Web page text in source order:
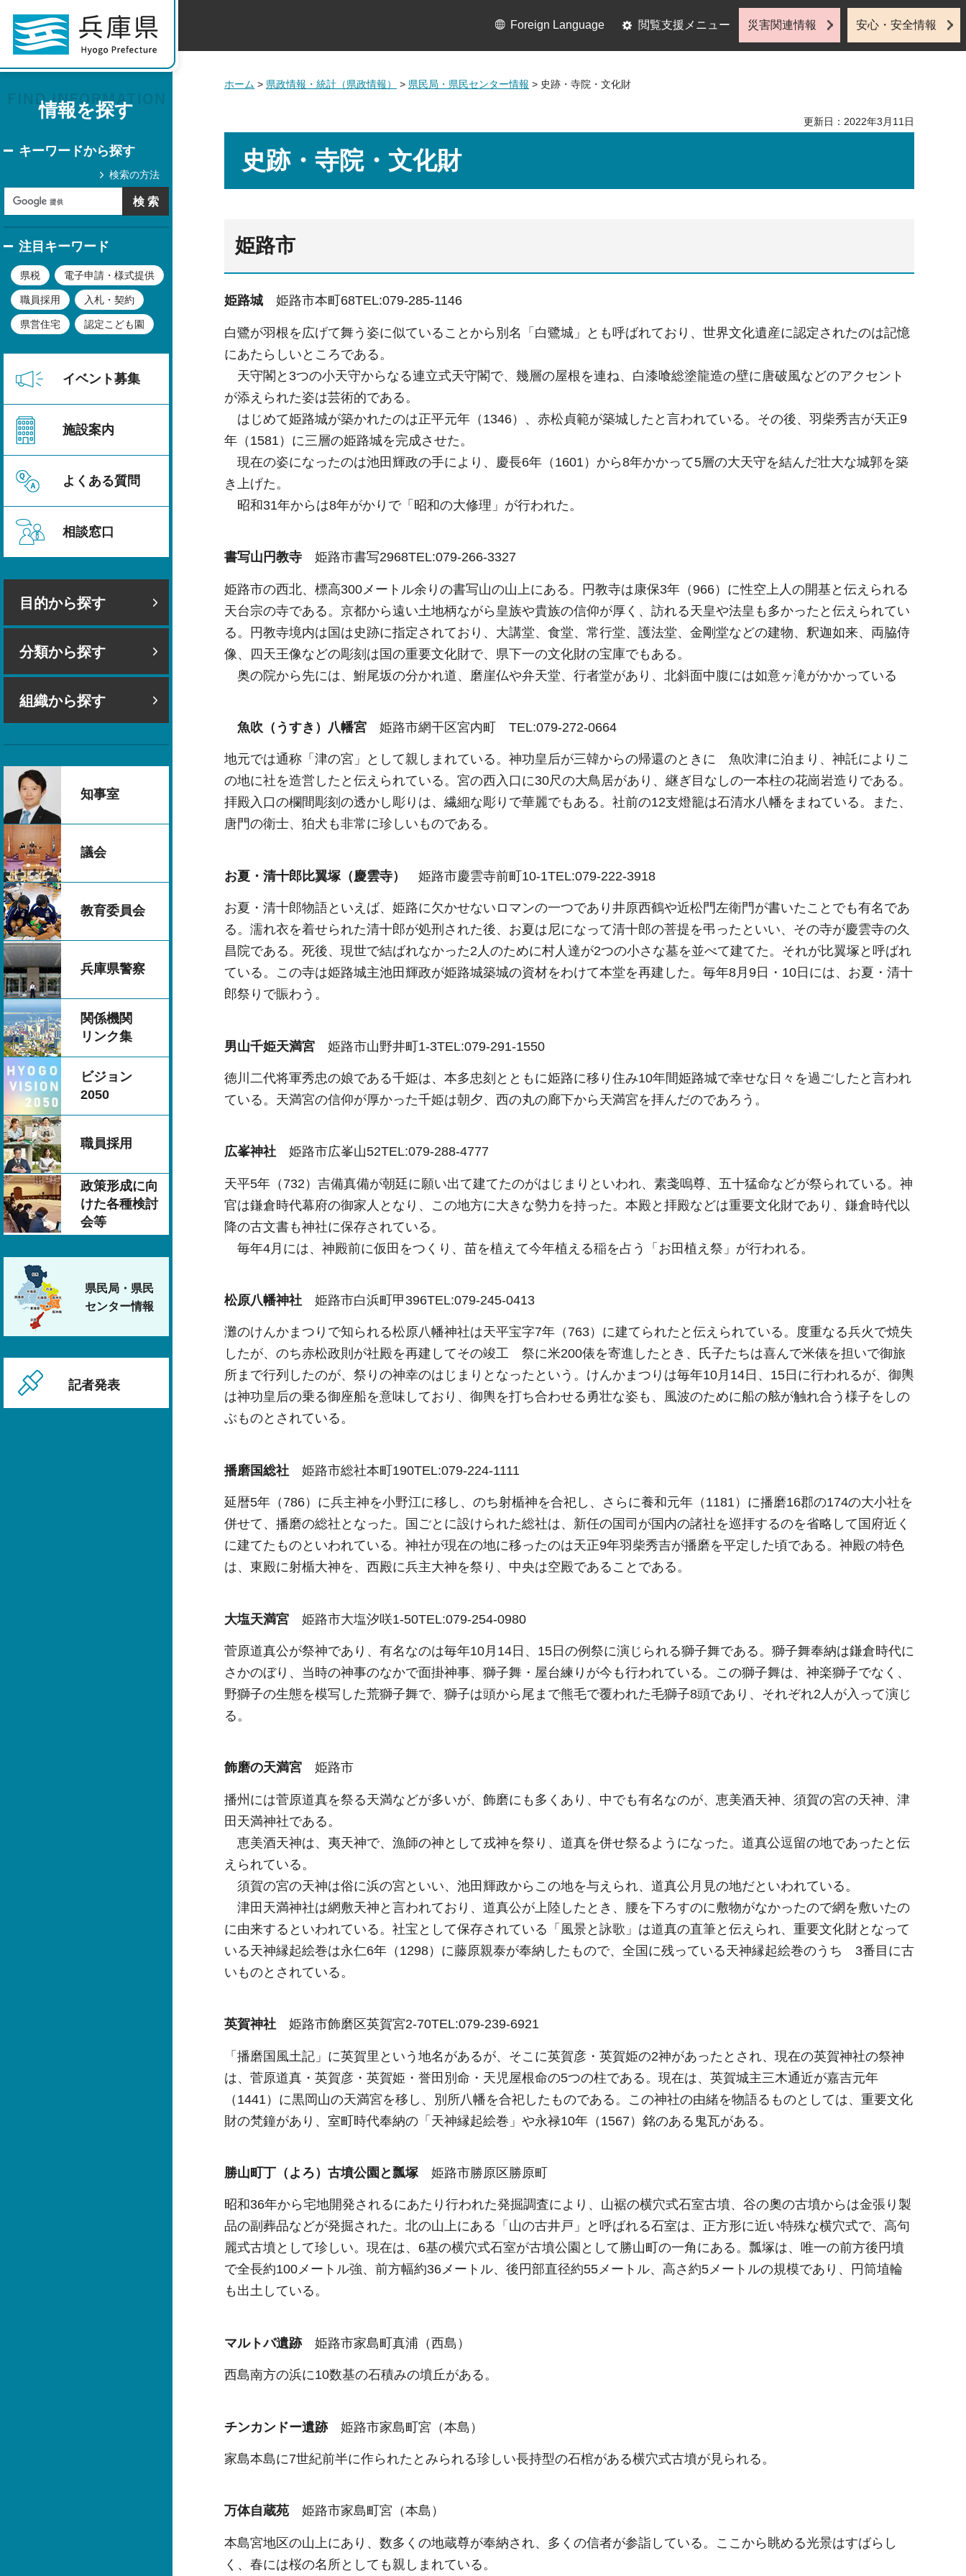
情報を探す
キーワードから探す
検索の方法
注目キーワード
県税 電子申請・様式提供
職員採用 入札・契約
県営住宅 認定こども園
イベント募集
施設案内
よくある質問
相談窓口
目的から探す
分類から探す
組織から探す
知事室
議会
教育委員会
兵庫県警察
関係機関
リンク集
ビジョン
2050
職員採用
政策形成に向
けた各種検討
会等
県民局・県民
センター情報
記者発表
Foreign Language 閲覧支援メニュー 災害関連情報 安心・安全情報
ホーム > 県政情報・統計（県政情報） > 県民局・県民センター情報 > 史跡・寺院・文化財
更新日：2022年3月11日
史跡・寺院・文化財
姫路市
姫路城 姫路市本町68TEL:079-285-1146
白鷺が羽根を広げて舞う姿に似ていることから別名「白鷺城」とも呼ばれており、世界文化遺産に認定されたのは記憶
にあたらしいところである。
天守閣と3つの小天守からなる連立式天守閣で、幾層の屋根を連ね、白漆喰総塗龍造の壁に唐破風などのアクセント
が添えられた姿は芸術的である。
はじめて姫路城が築かれたのは正平元年（1346）、赤松貞範が築城したと言われている。その後、羽柴秀吉が天正9
年（1581）に三層の姫路城を完成させた。
現在の姿になったのは池田輝政の手により、慶長6年（1601）から8年かかって5層の大天守を結んだ壮大な城郭を築
き上げた。
昭和31年からは8年がかりで「昭和の大修理」が行われた。
書写山円教寺 姫路市書写2968TEL:079-266-3327
姫路市の西北、標高300メートル余りの書写山の山上にある。円教寺は康保3年（966）に性空上人の開基と伝えられる
天台宗の寺である。京都から遠い土地柄ながら皇族や貴族の信仰が厚く、訪れる天皇や法皇も多かったと伝えられてい
る。円教寺境内は国は史跡に指定されており、大講堂、食堂、常行堂、護法堂、金剛堂などの建物、釈迦如来、両脇侍
像、四天王像などの彫刻は国の重要文化財で、県下一の文化財の宝庫でもある。
奥の院から先には、鮒尾坂の分かれ道、磨崖仏や弁天堂、行者堂があり、北斜面中腹には如意ヶ滝がかかっている
魚吹（うすき）八幡宮 姫路市網干区宮内町 TEL:079-272-0664
地元では通称「津の宮」として親しまれている。神功皇后が三韓からの帰還のときに 魚吹津に泊まり、神託によりこ
の地に社を造営したと伝えられている。宮の西入口に30尺の大鳥居があり、継ぎ目なしの一本柱の花崗岩造りである。
拝殿入口の欄間彫刻の透かし彫りは、繊細な彫りで華麗でもある。社前の12支燈籠は石清水八幡をまねている。また、
唐門の衛士、狛犬も非常に珍しいものである。
お夏・清十郎比翼塚（慶雲寺） 姫路市慶雲寺前町10-1TEL:079-222-3918
お夏・清十郎物語といえば、姫路に欠かせないロマンの一つであり井原西鶴や近松門左衛門が書いたことでも有名であ
る。濡れ衣を着せられた清十郎が処刑された後、お夏は尼になって清十郎の菩提を弔ったといい、その寺が慶雲寺の久
昌院である。死後、現世で結ばれなかった2人のために村人達が2つの小さな墓を並べて建てた。それが比翼塚と呼ばれ
ている。この寺は姫路城主池田輝政が姫路城築城の資材をわけて本堂を再建した。毎年8月9日・10日には、お夏・清十
郎祭りで賑わう。
男山千姫天満宮 姫路市山野井町1-3TEL:079-291-1550
徳川二代将軍秀忠の娘である千姫は、本多忠刻とともに姫路に移り住み10年間姫路城で幸せな日々を過ごしたと言われ
ている。天満宮の信仰が厚かった千姫は朝夕、西の丸の廊下から天満宮を拝んだのであろう。
広峯神社 姫路市広峯山52TEL:079-288-4777
天平5年（732）吉備真備が朝廷に願い出て建てたのがはじまりといわれ、素戔嗚尊、五十猛命などが祭られている。神
官は鎌倉時代幕府の御家人となり、この地方に大きな勢力を持った。本殿と拝殿などは重要文化財であり、鎌倉時代以
降の古文書も神社に保存されている。
毎年4月には、神殿前に仮田をつくり、苗を植えて今年植える稲を占う「お田植え祭」が行われる。
松原八幡神社 姫路市白浜町甲396TEL:079-245-0413
灘のけんかまつりで知られる松原八幡神社は天平宝字7年（763）に建てられたと伝えられている。度重なる兵火で焼失
したが、のち赤松政則が社殿を再建してその竣工 祭に米200俵を寄進したとき、氏子たちは喜んで米俵を担いで御旅
所まで行列したのが、祭りの神幸のはじまりとなったという。けんかまつりは毎年10月14日、15日に行われるが、御輿
は神功皇后の乗る御座船を意味しており、御輿を打ち合わせる勇壮な姿も、風波のために船の舷が触れ合う様子をしの
ぶものとされている。
播磨国総社 姫路市総社本町190TEL:079-224-1111
延暦5年（786）に兵主神を小野江に移し、のち射楯神を合祀し、さらに養和元年（1181）に播磨16郡の174の大小社を
併せて、播磨の総社となった。国ごとに設けられた総社は、新任の国司が国内の諸社を巡拝するのを省略して国府近く
に建てたものといわれている。神社が現在の地に移ったのは天正9年羽柴秀吉が播磨を平定した頃である。神殿の特色
は、東殿に射楯大神を、西殿に兵主大神を祭り、中央は空殿であることである。
大塩天満宮 姫路市大塩汐咲1-50TEL:079-254-0980
菅原道真公が祭神であり、有名なのは毎年10月14日、15日の例祭に演じられる獅子舞である。獅子舞奉納は鎌倉時代に
さかのぼり、当時の神事のなかで面掛神事、獅子舞・屋台練りが今も行われている。この獅子舞は、神楽獅子でなく、
野獅子の生態を模写した荒獅子舞で、獅子は頭から尾まで熊毛で覆われた毛獅子8頭であり、それぞれ2人が入って演じ
る。
飾磨の天満宮 姫路市
播州には菅原道真を祭る天満などが多いが、飾磨にも多くあり、中でも有名なのが、恵美酒天神、須賀の宮の天神、津
田天満神社である。
恵美酒天神は、夷天神で、漁師の神として戎神を祭り、道真を併せ祭るようになった。道真公逗留の地であったと伝
えられている。
須賀の宮の天神は俗に浜の宮といい、池田輝政からこの地を与えられ、道真公月見の地だといわれている。
津田天満神社は網敷天神と言われており、道真公が上陸したとき、腰を下ろすのに敷物がなかったので網を敷いたの
に由来するといわれている。社宝として保存されている「風景と詠歌」は道真の直筆と伝えられ、重要文化財となって
いる天神縁起絵巻は永仁6年（1298）に藤原親泰が奉納したもので、全国に残っている天神縁起絵巻のうち 3番目に古
いものとされている。
英賀神社 姫路市飾磨区英賀宮2-70TEL:079-239-6921
「播磨国風土記」に英賀里という地名があるが、そこに英賀彦・英賀姫の2神があったとされ、現在の英賀神社の祭神
は、菅原道真・英賀彦・英賀姫・誉田別命・天児屋根命の5つの柱である。現在は、英賀城主三木通近が嘉吉元年
（1441）に黒岡山の天満宮を移し、別所八幡を合祀したものである。この神社の由緒を物語るものとしては、重要文化
財の梵鐘があり、室町時代奉納の「天神縁起絵巻」や永禄10年（1567）銘のある鬼瓦がある。
勝山町丁（よろ）古墳公園と瓢塚 姫路市勝原区勝原町
昭和36年から宅地開発されるにあたり行われた発掘調査により、山裾の横穴式石室古墳、谷の奧の古墳からは金張り製
品の副葬品などが発掘された。北の山上にある「山の古井戸」と呼ばれる石室は、正方形に近い特殊な横穴式で、高句
麗式古墳として珍しい。現在は、6基の横穴式石室が古墳公園として勝山町の一角にある。瓢塚は、唯一の前方後円墳
で全長約100メートル強、前方幅約36メートル、後円部直径約55メートル、高さ約5メートルの規模であり、円筒埴輪
も出土している。
マルトバ遺跡 姫路市家島町真浦（西島）
西島南方の浜に10数基の石積みの墳丘がある。
チンカンドー遺跡 姫路市家島町宮（本島）
家島本島に7世紀前半に作られたとみられる珍しい長持型の石棺がある横穴式古墳が見られる。
万体自蔵苑 姫路市家島町宮（本島）
本島宮地区の山上にあり、数多くの地蔵尊が奉納され、多くの信者が参詣している。ここから眺める光景はすばらし
く、春には桜の名所としても親しまれている。